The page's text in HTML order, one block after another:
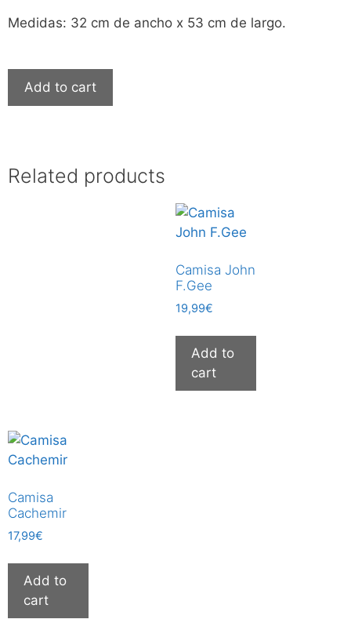
Medidas: 32 cm de ancho x 53 cm de largo.
Add to cart
Related products
Camisa John
F.Gee
19,99€
Add to
cart
Camisa
Cachemir
17,99€
Add to
cart